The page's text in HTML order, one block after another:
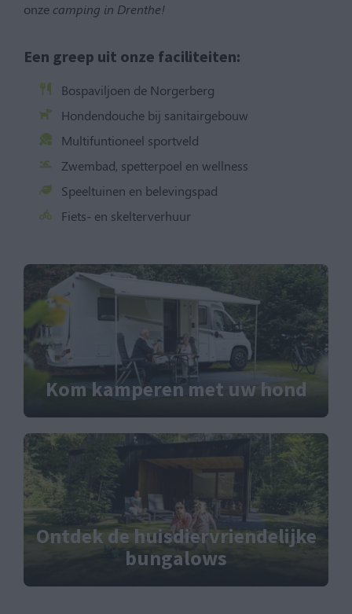
onze camping in Drenthe!
Een greep uit onze faciliteiten:
Bospaviljoen de Norgerberg
Hondendouche bij sanitairgebouw
Multifuntioneel sportveld
Zwembad, spetterpoel en wellness
Speeltuinen en belevingspad
Fiets- en skelterverhuur
Kom kamperen met uw hond
Ontdek de huisdiervriendelijke
bungalows